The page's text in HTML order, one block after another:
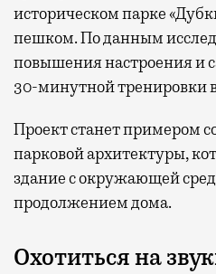
историческом парке
пешком. По данным
повышения настроения и
30-минутной тренировки
Проект станет примером
парковой архитектуры,
здание с окружающей
продолжением дома.
Охотиться на